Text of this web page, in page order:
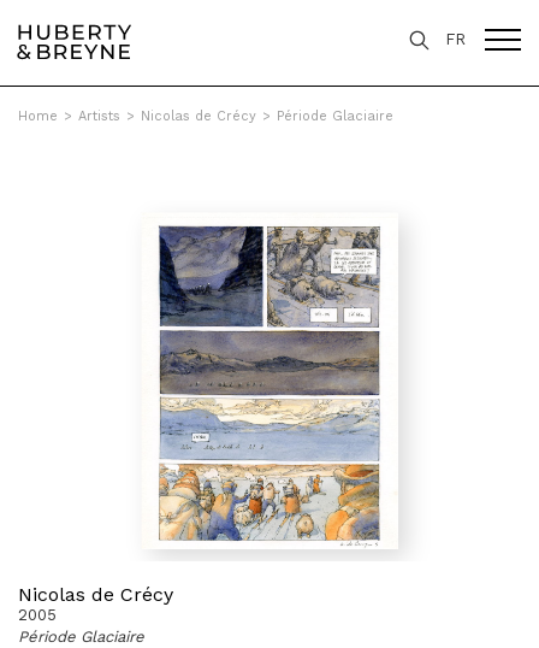
FR
Home > Artists > Nicolas de Crécy > Période Glaciaire
Nicolas de Crécy
2005
Période Glaciaire